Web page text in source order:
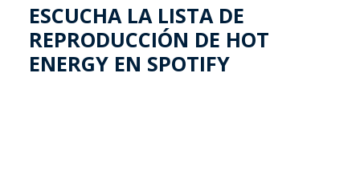
ESCUCHA LA LISTA DE
REPRODUCCIÓN DE HOT
ENERGY EN SPOTIFY